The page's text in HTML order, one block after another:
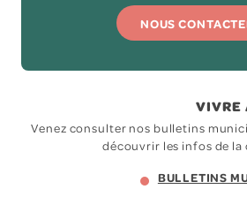
NOUS
VIVRE
Venez consulter nos bulletins
découvrir les infos de la
BULLETINS